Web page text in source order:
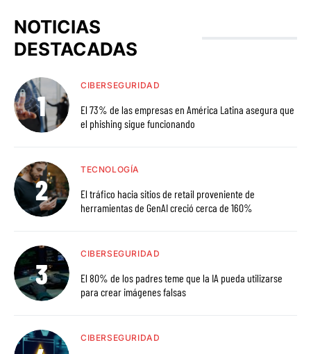
NOTICIAS
DESTACADAS
CIBERSEGURIDAD
El 73% de las empresas en América Latina asegura que
el phishing sigue funcionando
TECNOLOGÍA
El tráfico hacia sitios de retail proveniente de
herramientas de GenAI creció cerca de 160%
CIBERSEGURIDAD
El 80% de los padres teme que la IA pueda utilizarse
para crear imágenes falsas
CIBERSEGURIDAD